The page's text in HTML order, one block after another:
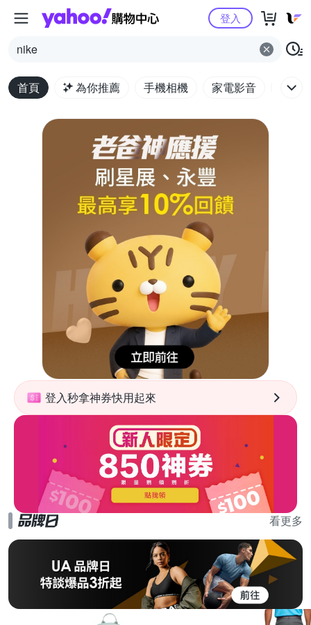
Yahoo購物中心
nike
登入
首頁 為你推薦 手機相機 家電影音 電腦
登入秒拿神券快用起來
看更多